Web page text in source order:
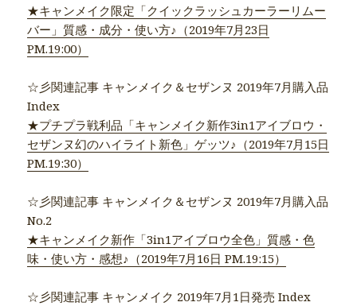
★キャンメイク限定「クイックラッシュカーラーリムー
バー」質感・成分・使い方♪（2019年7月23日
PM.19:00）
☆彡関連記事 キャンメイク＆セザンヌ 2019年7月購入品
Index
★プチプラ戦利品「キャンメイク新作3in1アイブロウ・
セザンヌ幻のハイライト新色」ゲッツ♪（2019年7月15日
PM.19:30）
☆彡関連記事 キャンメイク＆セザンヌ 2019年7月購入品
No.2
★キャンメイク新作「3in1アイブロウ全色」質感・色
味・使い方・感想♪（2019年7月16日 PM.19:15）
☆彡関連記事 キャンメイク 2019年7月1日発売 Index